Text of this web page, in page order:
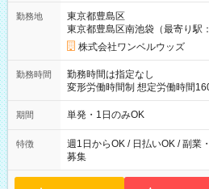
勤務地
東京都豊島区
東京都豊島区南池袋（最寄り駅
株式会社ワンベルウッズ
勤務時間
勤務時間は指定なし
変形労働時間制 想定労働時間160時間/月 【シフト
～21：00
期間 単発・1日のみOK
特徴
週1日からOK / 日払いOK / 副業
募集